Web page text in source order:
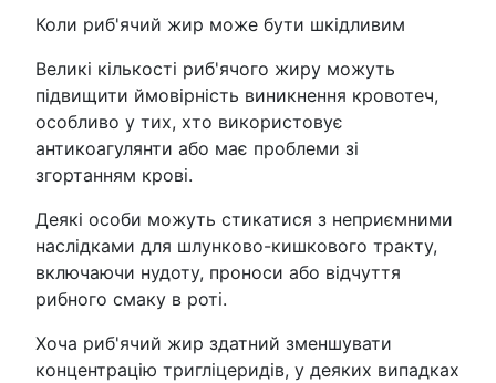
Коли риб'ячий жир може бути шкідливим
Великі кількості риб'ячого жиру можуть
підвищити ймовірність виникнення кровотеч,
особливо у тих, хто використовує
антикоагулянти або має проблеми зі
згортанням крові.
Деякі особи можуть стикатися з неприємними
наслідками для шлунково-кишкового тракту,
включаючи нудоту, проноси або відчуття
рибного смаку в роті.
Хоча риб'ячий жир здатний зменшувати
концентрацію тригліцеридів, у деяких випадках